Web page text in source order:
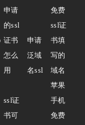
申请
的ssl
证书
怎么
用
申请
泛域
名ssl
免费
ssl证
书填
写的
域名
ssl证
书可
苹果
手机
免费